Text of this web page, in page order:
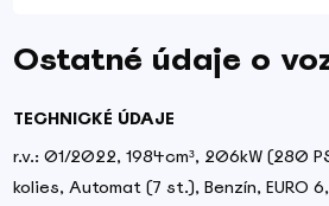
Ostatné údaje o
TECHNICKÉ ÚDAJE
r.v.: 01/2022, 1984cm³, 206kW (280
kolies, Automat (7 st.), Benzín, EURO